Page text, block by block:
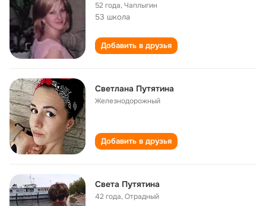
52 года,Чаплыгин
53 школа
Добавить в друзья
Светлана Путятина
Железнодорожный
Добавить в друзья
Света Путятина
42 года,Отрадный